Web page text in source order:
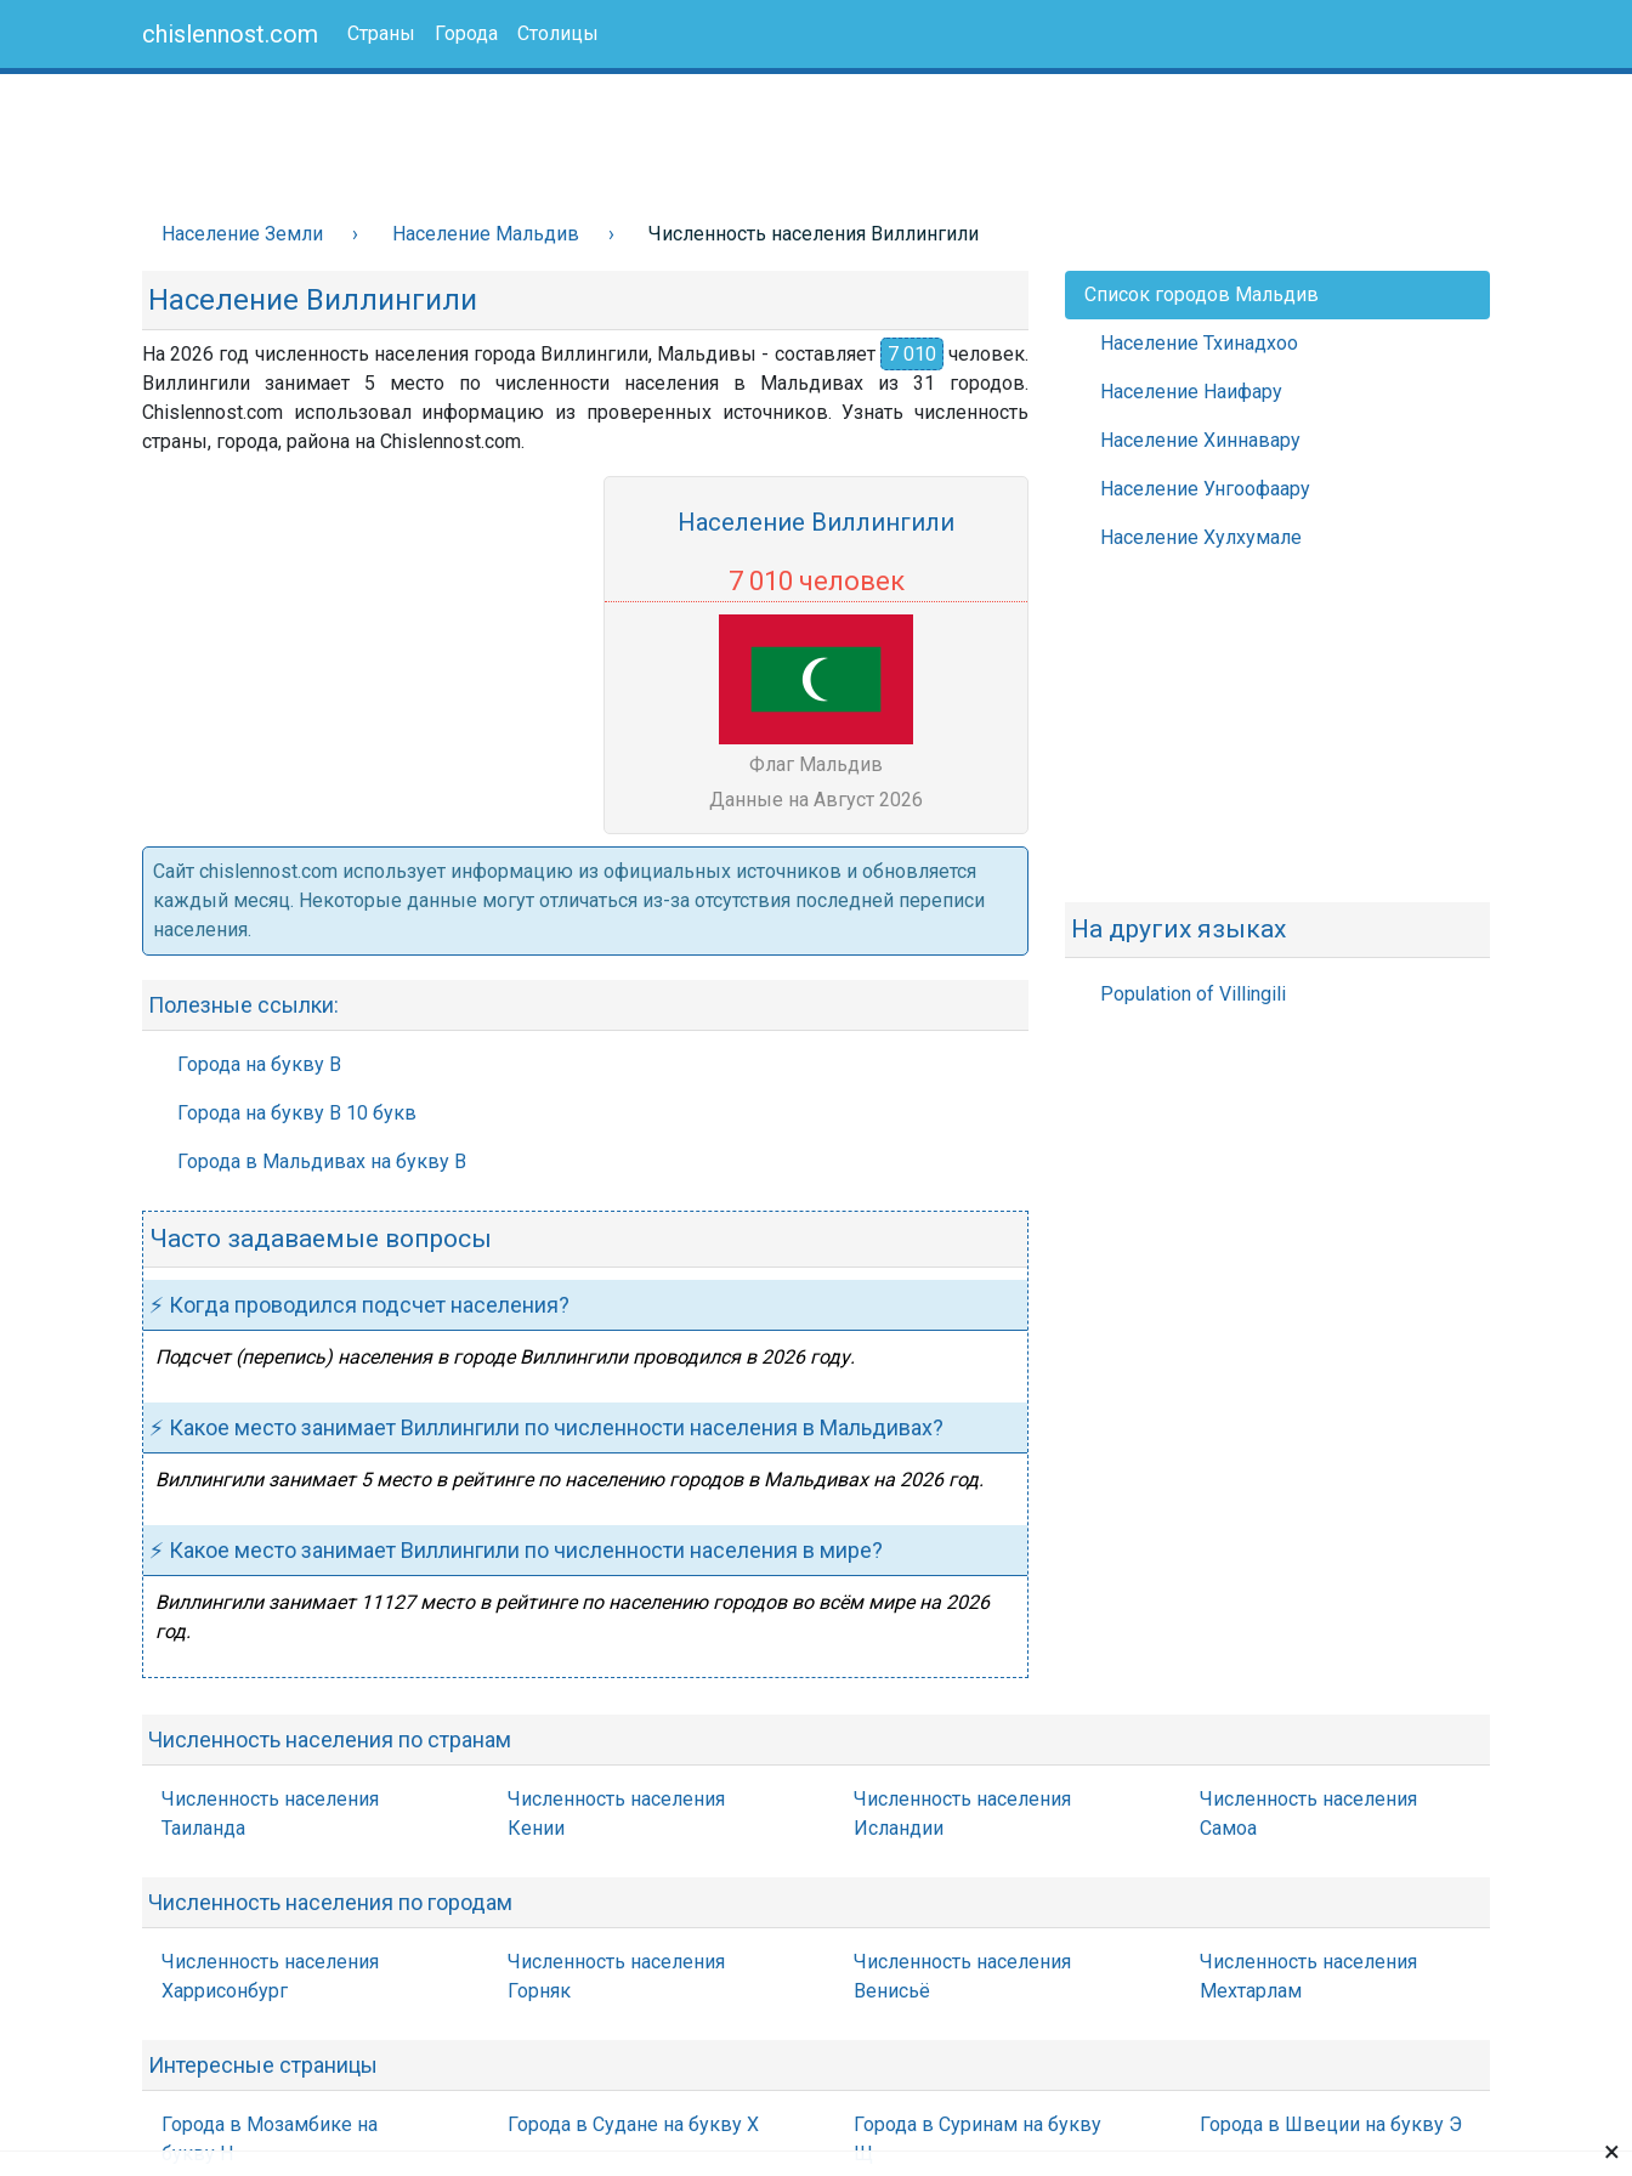
chislennost.com Страны Города Столицы
Население Земли Население Мальдив Численность населения Виллингили
Население Виллингили
На 2026 год численность населения города Виллингили, Мальдивы - составляет 7 010 человек.
Виллингили занимает 5 место по численности населения в Мальдивах из 31 городов.
Chislennost.com использовал информацию из проверенных источников. Узнать численность
страны, города, района на Chislennost.com.
Население Виллингили
7 010 человек
Флаг Мальдив
Данные на Август 2026
Cайт chislennost.com использует информацию из официальных источников и обновляется
каждый месяц. Некоторые данные могут отличаться из-за отсутствия последней переписи
населения.
Полезные ссылки:
Города на букву В
Города на букву В 10 букв
Города в Мальдивах на букву В
Часто задаваемые вопросы
⚡ Когда проводился подсчет населения?
Подсчет (перепись) населения в городе Виллингили проводился в 2026 году.
⚡ Какое место занимает Виллингили по численности населения в Мальдивах?
Виллингили занимает 5 место в рейтинге по населению городов в Мальдивах на 2026 год.
⚡ Какое место занимает Виллингили по численности населения в мире?
Виллингили занимает 11127 место в рейтинге по населению городов во всём мире на 2026
год.
Список городов Мальдив
Население Тхинадхоо
Население Наифару
Население Хиннавару
Население Унгоофаару
Население Хулхумале
На других языках
Population of Villingili
Численность населения по странам
Численность населения
Таиланда
Численность населения
Кении
Численность населения
Исландии
Численность населения
Самоа
Численность населения по городам
Численность населения
Харрисонбург
Численность населения
Горняк
Численность населения
Венисьё
Численность населения
Мехтарлам
Интересные страницы
Города в Мозамбике на
букву Н
Города в Судане на букву Х
Города в Суринам на букву
Щ
Города в Швеции на букву Э
×